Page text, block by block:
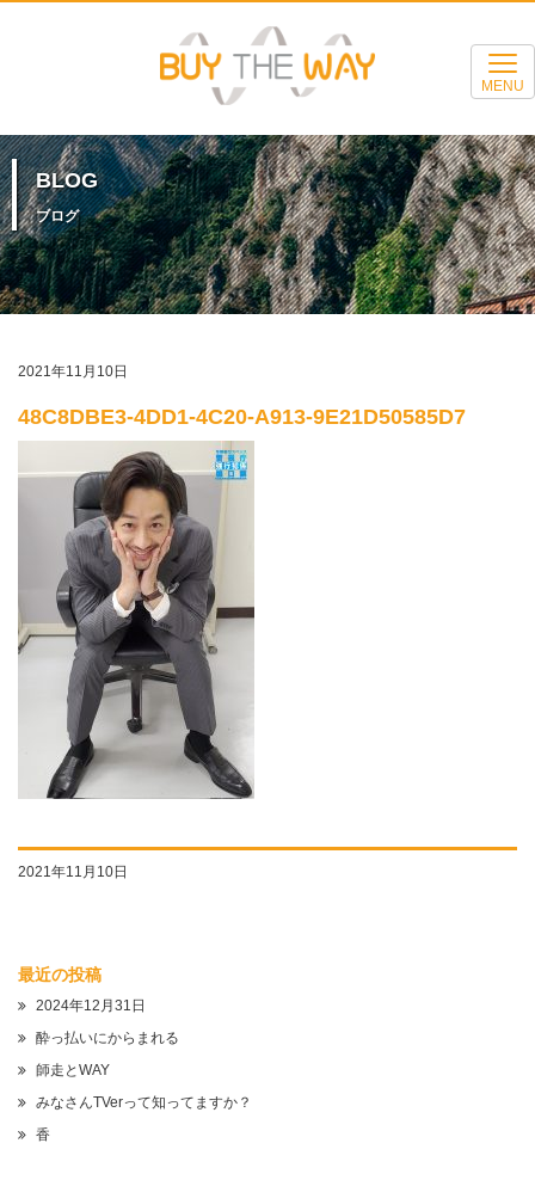
MENU
BLOG
ブログ
2021年11月10日
48C8DBE3-4DD1-4C20-A913-9E21D50585D7
2021年11月10日
最近の投稿
2024年12月31日
酔っ払いにからまれる
師走とWAY
みなさんTVerって知ってますか？
香